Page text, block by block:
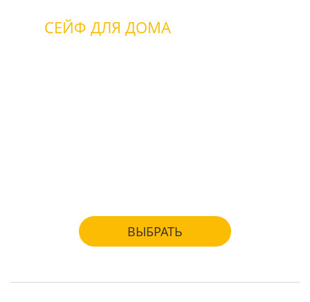
СЕЙФ ДЛЯ ДОМА
ВЫБРАТЬ